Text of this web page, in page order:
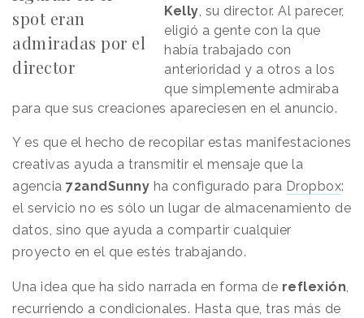
spot eran
admiradas por el
director
Kelly, su director. Al parecer,
eligió a gente con la que
había trabajado con
anterioridad y a otros a los
que simplemente admiraba
para que sus creaciones apareciesen en el anuncio.
Y es que el hecho de recopilar estas manifestaciones
creativas ayuda a transmitir el mensaje que la
agencia 72andSunny ha configurado para Dropbox:
el servicio no es sólo un lugar de almacenamiento de
datos, sino que ayuda a compartir cualquier
proyecto en el que estés trabajando.
Una idea que ha sido narrada en forma de reflexión,
recurriendo a condicionales. Hasta que, tras más de